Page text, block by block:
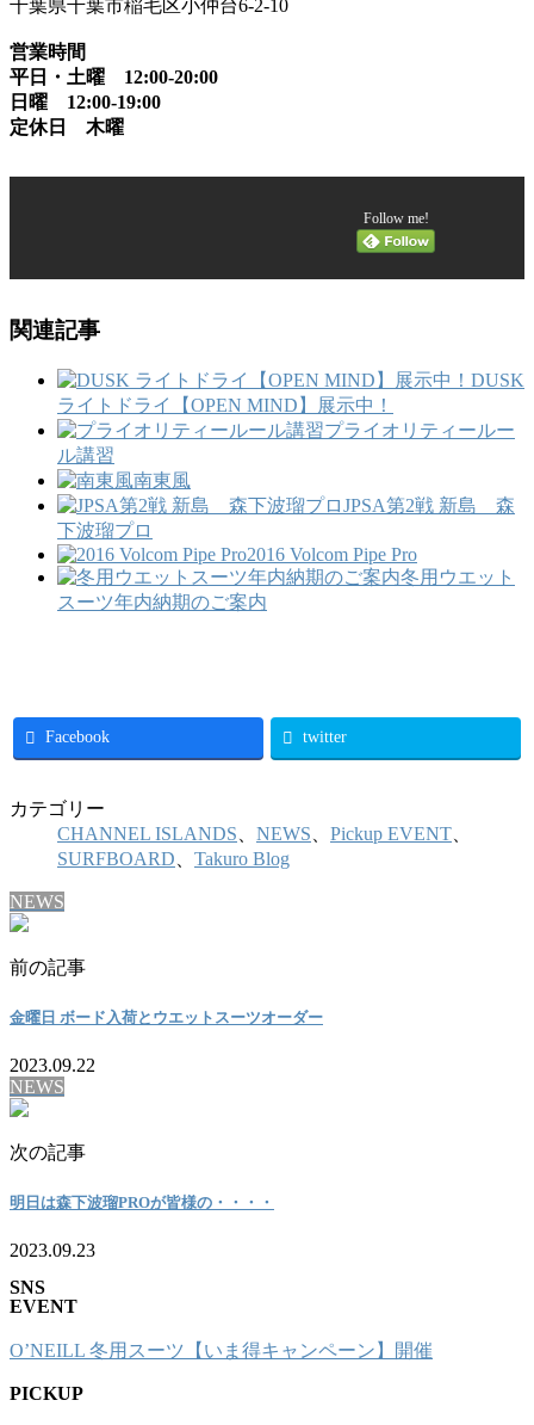
千葉県千葉市稲毛区小仲台6-2-10
営業時間
平日・土曜 12:00-20:00
日曜 12:00-19:00
定休日 木曜
Follow me!
関連記事
DUSK
ライトドライ【OPEN MIND】展示中！
プライオリティールー
ル講習
南東風
JPSA第2戦 新島 森
下波瑠プロ
2016 Volcom Pipe Pro
冬用ウエット
スーツ年内納期のご案内
Facebook twitter
カテゴリー
CHANNEL ISLANDS
NEWS Pickup EVENT
SURFBOARD
Takuro Blog
NEWS
前の記事
金曜日 ボード入荷とウエットスーツオーダー
2023.09.22
NEWS
次の記事
明日は森下波瑠PROが皆様の・・・・
2023.09.23
SNS
EVENT
O’NEILL 冬用スーツ【いま得キャンペーン】開催
PICKUP